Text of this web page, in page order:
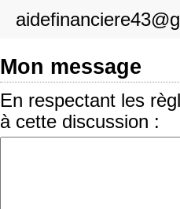
Mon message
En respectant les
à cette discussion :